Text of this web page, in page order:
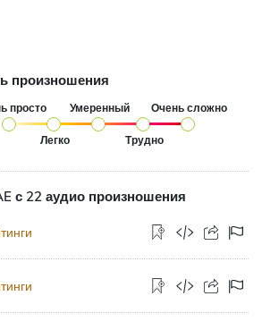
произношения
просто
Легко
Умеренный
Трудно
Очень сложно
с 22 аудио произношения